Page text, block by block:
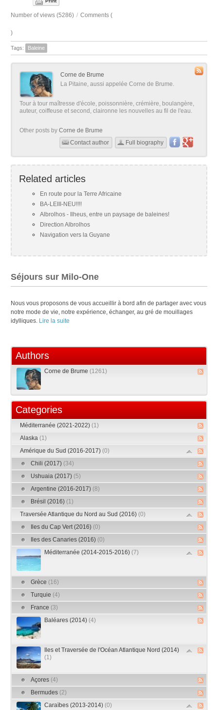
Number of views (5286) / Comments (
)
Tags: Baleine
Corne de Brume
La Pitaine, aussi appelée Corne de Brume.
Tour à tour maîtresse d'école, poissonnière, crémière, boulangère,
auteur, coiffeuse et second, claironne les nouvelles au fil de l'eau.
Other posts byCorne de Brume
Contact author
Full biography
Related articles
En route pour la Terre Africaine
BA-LEIII-NEU!!!!
Albrolhos - Ilheus, entre un paysage de baleines!
Direction Albrolhos
Navigation vers la Guyane
Séjours sur Milo-One
Nous vous proposons de vous accueillir à bord afin de partager avec vous
notre mode de vie, notre expérience, échanger, au gré de mouillages
idylliques. Lire la suite
Authors
Corne de Brume (1261)
Categories
Méditerranée (2021-2022) (1)
Alaska (1)
Amérique du Sud (2016-2017) (0)
Chili (2017) (34)
Ushuaia (2017) (5)
Argentine (2016-2017) (8)
Brésil (2016) (1)
Traversée Atlantique du Nord au Sud (2016) (0)
Iles du Cap Vert (2016) (0)
Iles des Canaries (2016) (0)
Méditerranée (2014-2015-2016) (7)
Grèce (16)
Turquie (4)
France (3)
Baléares (2014) (4)
Iles et Traversée de l'Océan Atlantique Nord (2014)
(1)
Açores (4)
Bermudes (2)
Caraïbes (2013-2014) (0)